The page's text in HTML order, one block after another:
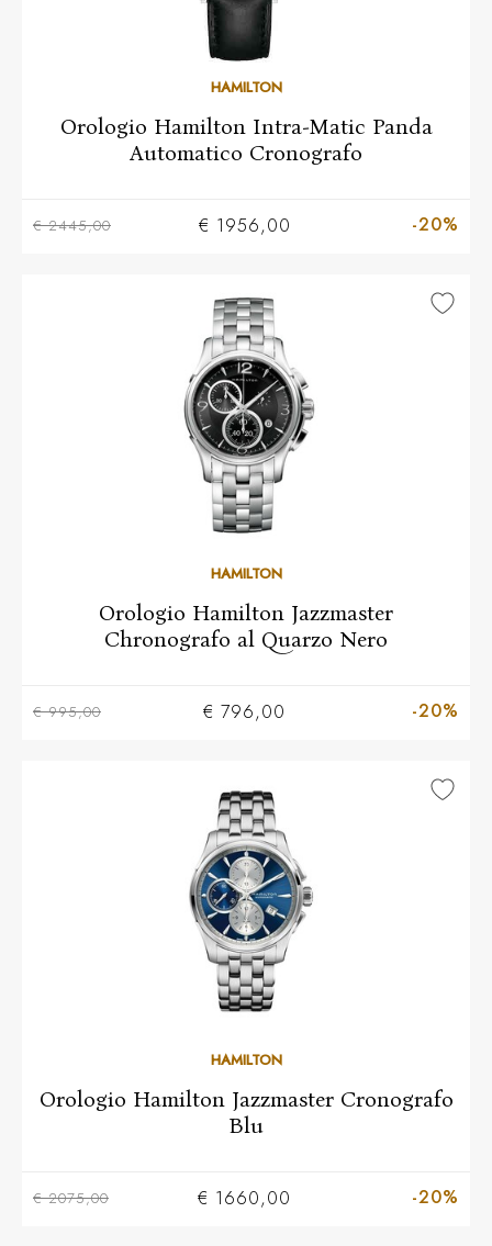
HAMILTON
Orologio Hamilton Intra-Matic Panda
Automatico Cronografo
€ 2445,00 € 1956,00 -20%
HAMILTON
Orologio Hamilton Jazzmaster
Chronografo al Quarzo Nero
€ 995,00 € 796,00 -20%
HAMILTON
Orologio Hamilton Jazzmaster Cronografo
Blu
€ 2075,00 € 1660,00 -20%